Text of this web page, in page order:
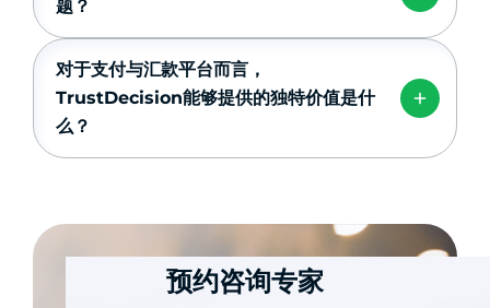
题？
对于支付与汇款平台而言，
TrustDecision能够提供的独特价值是什
么？
预约咨询专家